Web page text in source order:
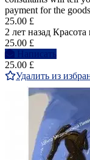
payment for the
25.00 £
2 лет назад Красота
25.00 £
Написать
25.00 £
Удалить из